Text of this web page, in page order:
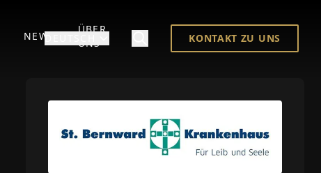
NEWS
ÜBER
UNS
KONTAKT ZU UNS